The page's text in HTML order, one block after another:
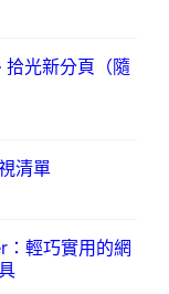
光新分頁（隨
清單
輕巧實用的網